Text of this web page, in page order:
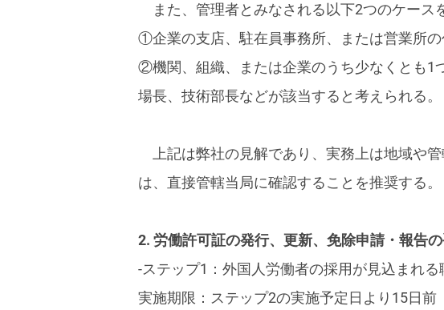
また、管理者とみなされる以下2つのケース
①企業の支店、駐在員事務所、または営業所
②機関、組織、または企業のうち少なくとも1
場長、技術部長などが該当すると考えられる。
上記は弊社の見解であり、実務上は地域や
は、直接管轄当局に確認することを推奨する。
2. 労働許可証の発行、更新、免除申請・報告
-ステップ1：外国人労働者の採用が見込まれ
実施期限：ステップ2の実施予定日より15日前